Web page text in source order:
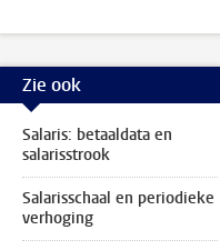
Zie ook
Salaris: betaaldata en
salarisstrook
Salarisschaal en periodieke
verhoging